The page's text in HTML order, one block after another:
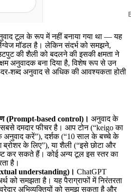
टूल के रूप में नहीं बनाया गया था — यह
लैंग्वेज मॉडल है। लेकिन संदर्भ को समझने,
की शैली को बदलने की इसकी क्षमता ने
अनुवादक बना दिया है, विशेष रूप से उन
शब्द अनुवाद से अधिक की आवश्यकता होती
(Prompt-based control)। अनुवाद के
दमदार फीचर है। आप टोन (“keigo का
अनुवाद करें”), दर्शक (“10 साल के बच्चे के
ब्रोशर के लिए”), या शैली (“इसे छोटा और
कर सकते हैं। कोई अन्य टूल इस स्तर का
है।
understanding)। ChatGPT
को समझता है। यह पैराग्राफों में निरंतरता
अभिव्यक्तियों को समझ सकता है और